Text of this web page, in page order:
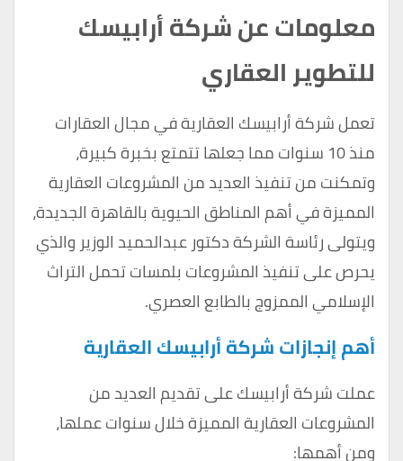
معلومات عن شركة أرابيسك
للتطوير العقاري
تعمل شركة أرابيسك العقارية في مجال العقارات
منذ 10 سنوات مما جعلها تتمتع بخبرة كبيرة،
وتمكنت من تنفيذ العديد من المشروعات العقارية
المميزة في أهم المناطق الحيوية بالقاهرة الجديدة،
ويتولى رئاسة الشركة دكتور عبدالحميد الوزير والذي
يحرص على تنفيذ المشروعات بلمسات تحمل التراث
الإسلامي الممزوج بالطابع العصري.
أهم إنجازات شركة أرابيسك العقارية
عملت شركة أرابيسك على تقديم العديد من
المشروعات العقارية المميزة خلال سنوات عملها،
ومن أهمها: